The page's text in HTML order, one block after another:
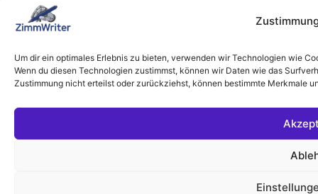
Um dir ein optimales Erlebnis zu bieten, verwenden wir Technologien wie
Wenn du diesen Technologien zustimmst, können wir Daten wie das
Zustimmung nicht erteilst oder zurückziehst, können bestimmte Merkmale